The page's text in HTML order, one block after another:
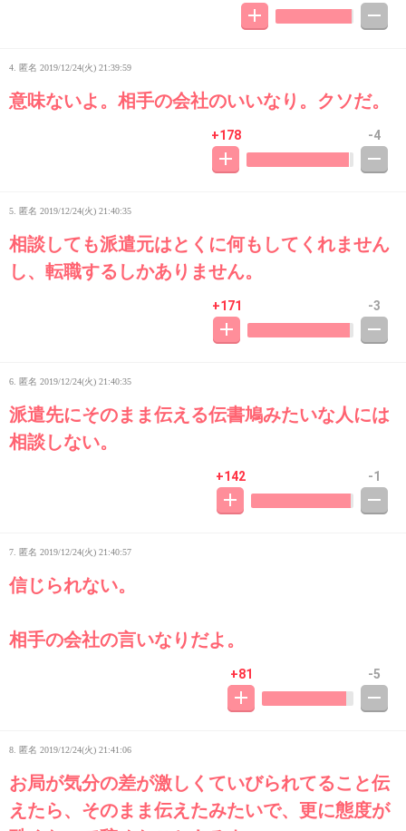
4. 匿名 2019/12/24(火) 21:39:59
意味ないよ。相手の会社のいいなり。クソだ。
+178 -4
5. 匿名 2019/12/24(火) 21:40:35
相談しても派遣元はとくに何もしてくれません
し、転職するしかありません。
+171 -3
6. 匿名 2019/12/24(火) 21:40:35
派遣先にそのまま伝える伝書鳩みたいな人には
相談しない。
+142 -1
7. 匿名 2019/12/24(火) 21:40:57
信じられない。
相手の会社の言いなりだよ。
+81 -5
8. 匿名 2019/12/24(火) 21:41:06
お局が気分の差が激しくていびられてること伝
えたら、そのまま伝えたみたいで、更に態度が